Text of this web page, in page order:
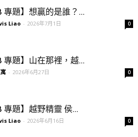
專題】想贏的是誰？...
Liao - 2026年7月1日 0
專題】山在那裡，越...
- 2026年6月27日 0
專題】越野精靈 侯...
Liao - 2026年6月16日 0